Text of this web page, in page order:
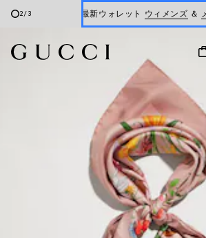
2/3 最新ウォレット ウィメンズ ＆
オンライン限定 〔GGマーモン